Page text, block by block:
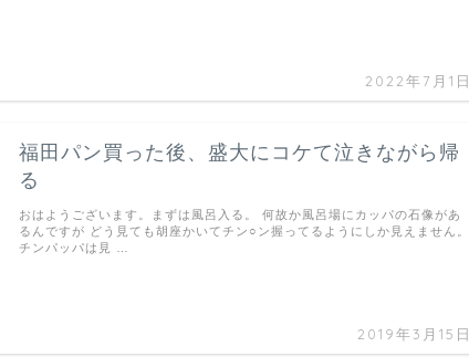
2022年7月1日
福田パン買った後、盛大にコケて泣きながら帰
る
2019年3月15日
おはようございます。まずは風呂入る。 何故か風呂場にカッパの石像があ
るんですが どう見ても胡座かいてチン○ン握ってるようにしか見えません。
チンパッパは見 …